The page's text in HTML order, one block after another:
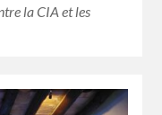
la CIA et les